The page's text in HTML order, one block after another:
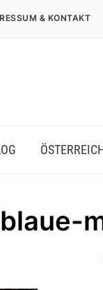
& KONTAKT
blaue-